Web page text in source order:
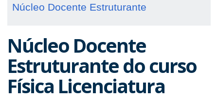
Núcleo Docente Estruturante
Núcleo Docente
Estruturante do curso
Física Licenciatura